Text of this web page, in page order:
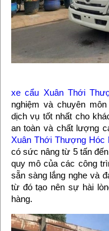
xe cẩu Xuân Thới
nghiệm và chuyên
dịch vụ tốt nhất cho
an toàn và chất lượng
Xuân Thới Thượng Hóc
có sức nâng từ 5 tấn
quy mô của các công
sẵn sàng lắng nghe và
từ đó tạo nên sự hài
hàng.